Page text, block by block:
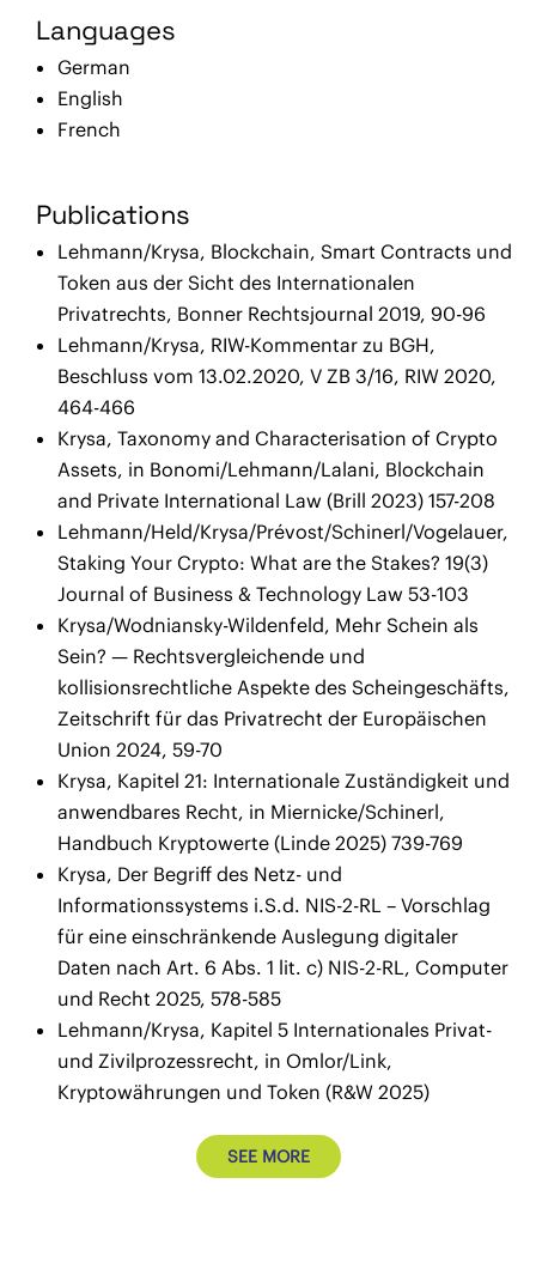
Languages
German
English
French
Publications
Lehmann/Krysa, Blockchain, Smart Contracts und
Token aus der Sicht des Internationalen
Privatrechts, Bonner Rechtsjournal 2019, 90-96
Lehmann/Krysa, RIW-Kommentar zu BGH,
Beschluss vom 13.02.2020, V ZB 3/16, RIW 2020,
464-466
Krysa, Taxonomy and Characterisation of Crypto
Assets, in Bonomi/Lehmann/Lalani, Blockchain
and Private International Law (Brill 2023) 157-208
Lehmann/Held/Krysa/Prévost/Schinerl/Vogelauer,
Staking Your Crypto: What are the Stakes? 19(3)
Journal of Business & Technology Law 53-103
Krysa/Wodniansky-Wildenfeld, Mehr Schein als
Sein? — Rechtsvergleichende und
kollisionsrechtliche Aspekte des Scheingeschäfts,
Zeitschrift für das Privatrecht der Europäischen
Union 2024, 59-70
Krysa, Kapitel 21: Internationale Zuständigkeit und
anwendbares Recht, in Miernicke/Schinerl,
Handbuch Kryptowerte (Linde 2025) 739-769
Krysa, Der Begriff des Netz- und
Informationssystems i.S.d. NIS-2-RL – Vorschlag
für eine einschränkende Auslegung digitaler
Daten nach Art. 6 Abs. 1 lit. c) NIS-2-RL, Computer
und Recht 2025, 578-585
Lehmann/Krysa, Kapitel 5 Internationales Privat-
und Zivilprozessrecht, in Omlor/Link,
Kryptowährungen und Token (R&W 2025)
SEE MORE